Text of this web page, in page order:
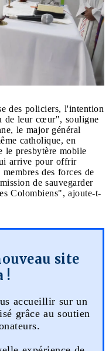
des policiers, l'intention
de leur cœur", souligne
le major général
catholique, en
le presbytère mobile
arrive pour offrir
des forces de
de sauvegarder
Colombiens", ajoute-t-
site
!
accueillir sur un
grâce au soutien